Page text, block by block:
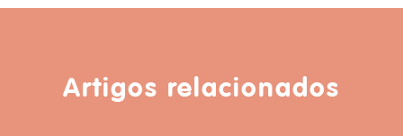
Artigos relacionados